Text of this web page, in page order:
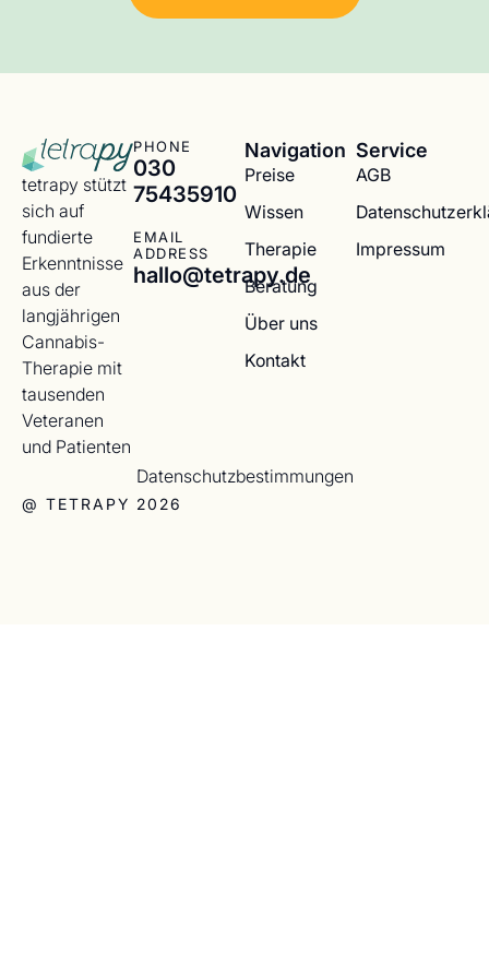
tetrapy stützt
sich auf
fundierte
Erkenntnisse
aus der
langjährigen
Cannabis-
Therapie mit
tausenden
Veteranen
und Patienten
PHONE
030
75435910
EMAIL
ADDRESS
hallo@tetrapy.de
Navigation
Preise
Wissen
Therapie
Beratung
Über uns
Kontakt
Service
AGB
Impressum
@ TETRAPY 2026
Datenschutzbestimmungen